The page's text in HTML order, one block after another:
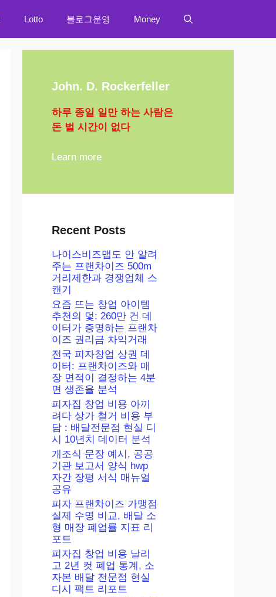
Lotto 블로그운영 Money
John. D. Rockerfeller
하루 종일 일만 하는 사람은
돈 벌 시간이 없다
Learn more
Recent Posts
나이스비즈맵도 안 알려
주는 프랜차이즈 500m
거리제한과 경쟁업체 스
캔기
요즘 뜨는 창업 아이템
추천의 덫: 260만 건 데
이터가 증명하는 프랜차
이즈 권리금 차익거래
전국 피자창업 상권 데
이터: 프랜차이즈와 매
장 면적이 결정하는 4분
면 생존율 분석
피자집 창업 비용 아끼
려다 상가 철거 비용 부
담 : 배달전문점 현실 디
시 10년치 데이터 분석
개조식 문장 예시, 공공
기관 보고서 양식 hwp
자간 장평 서식 매뉴얼
공유
피자 프랜차이즈 가맹점
실제 수명 비교, 배달 소
형 매장 폐업률 지표 리
포트
피자집 창업 비용 날리
고 2년 컷 폐업 통계, 소
자본 배달 전문점 현실
디시 팩트 리포트